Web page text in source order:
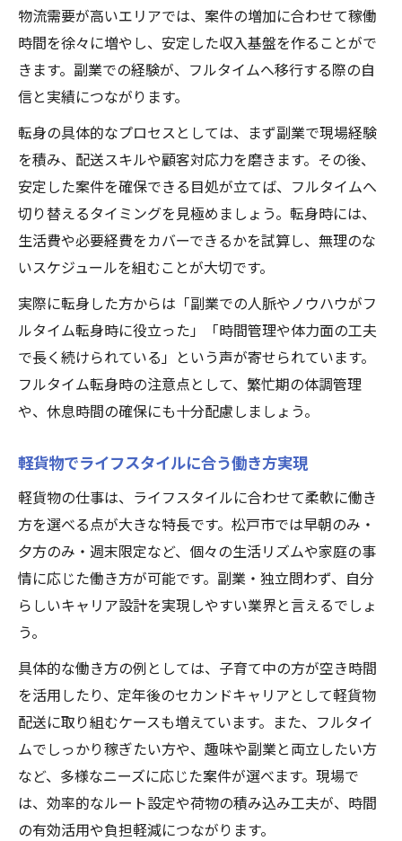
物流需要が高いエリアでは、案件の増加に合わせて稼働
時間を徐々に増やし、安定した収入基盤を作ることがで
きます。副業での経験が、フルタイムへ移行する際の自
信と実績につながります。
転身の具体的なプロセスとしては、まず副業で現場経験
を積み、配送スキルや顧客対応力を磨きます。その後、
安定した案件を確保できる目処が立てば、フルタイムへ
切り替えるタイミングを見極めましょう。転身時には、
生活費や必要経費をカバーできるかを試算し、無理のな
いスケジュールを組むことが大切です。
実際に転身した方からは「副業での人脈やノウハウがフ
ルタイム転身時に役立った」「時間管理や体力面の工夫
で長く続けられている」という声が寄せられています。
フルタイム転身時の注意点として、繁忙期の体調管理
や、休息時間の確保にも十分配慮しましょう。
軽貨物でライフスタイルに合う働き方実現
軽貨物の仕事は、ライフスタイルに合わせて柔軟に働き
方を選べる点が大きな特長です。松戸市では早朝のみ・
夕方のみ・週末限定など、個々の生活リズムや家庭の事
情に応じた働き方が可能です。副業・独立問わず、自分
らしいキャリア設計を実現しやすい業界と言えるでしょ
う。
具体的な働き方の例としては、子育て中の方が空き時間
を活用したり、定年後のセカンドキャリアとして軽貨物
配送に取り組むケースも増えています。また、フルタイ
ムでしっかり稼ぎたい方や、趣味や副業と両立したい方
など、多様なニーズに応じた案件が選べます。現場で
は、効率的なルート設定や荷物の積み込み工夫が、時間
の有効活用や負担軽減につながります。